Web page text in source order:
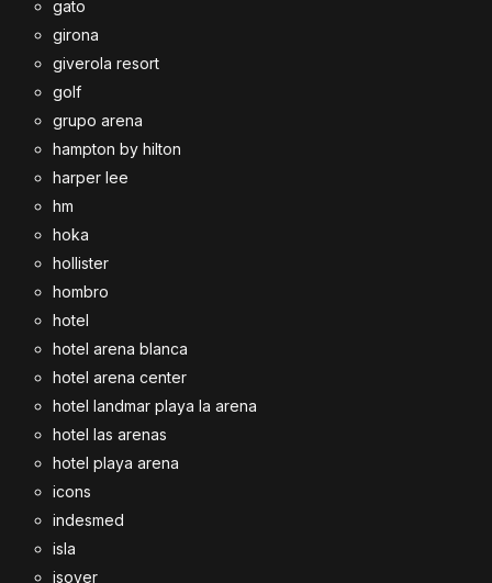
gato
girona
giverola resort
golf
grupo arena
hampton by hilton
harper lee
hm
hoka
hollister
hombro
hotel
hotel arena blanca
hotel arena center
hotel landmar playa la arena
hotel las arenas
hotel playa arena
icons
indesmed
isla
isover